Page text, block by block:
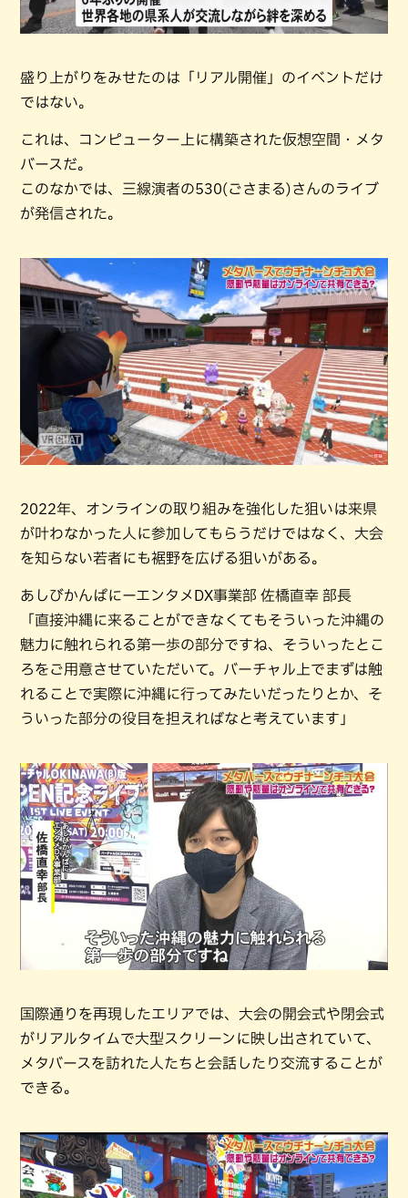
盛り上がりをみせたのは「リアル開催」のイベントだけ
ではない。
これは、コンピューター上に構築された仮想空間・メタ
バースだ。
このなかでは、三線演者の530(ごさまる)さんのライブ
が発信された。
2022年、オンラインの取り組みを強化した狙いは来県
が叶わなかった人に参加してもらうだけではなく、大会
を知らない若者にも裾野を広げる狙いがある。
あしびかんぱにーエンタメDX事業部 佐橋直幸 部長
「直接沖縄に来ることができなくてもそういった沖縄の
魅力に触れられる第一歩の部分ですね、そういったとこ
ろをご用意させていただいて。バーチャル上でまずは触
れることで実際に沖縄に行ってみたいだったりとか、そ
ういった部分の役目を担えればなと考えています」
国際通りを再現したエリアでは、大会の開会式や閉会式
がリアルタイムで大型スクリーンに映し出されていて、
メタバースを訪れた人たちと会話したり交流することが
できる。